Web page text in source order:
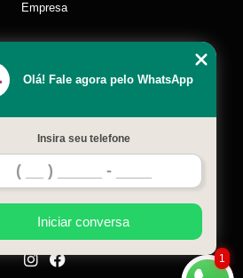
Empresa
Contato
Mapa do site
1
Olá! Fale agora pelo WhatsApp
Insira seu telefone
Iniciar conversa